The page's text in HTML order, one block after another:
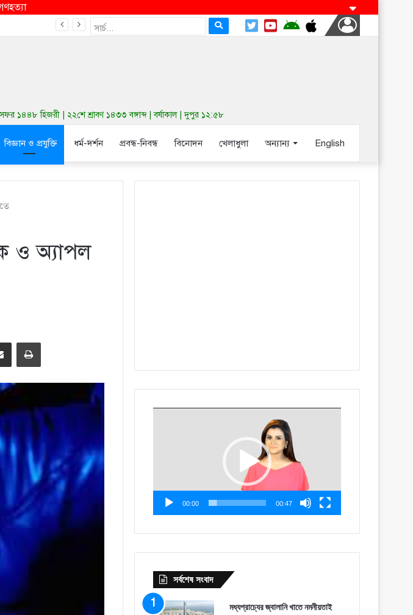
হিজরী | ২২শে শ্রাবণ ১৪৩৩ বঙ্গাব্দ | বর্ষাকাল | দুপুর ১২:৫৮
বিজ্ঞান ও প্রযুক্তি ধর্ম-দর্শন প্রবন্ধ-নিবন্ধ বিনোদন খেলাধুলা অন্যান্য English
ও অ্যাপল
Share via Email Print
00:00 00:47
সর্বশেষ সংবাদ
মধ্যপ্রাচ্যের জ্বালানি খাতে নমনীয়তাই